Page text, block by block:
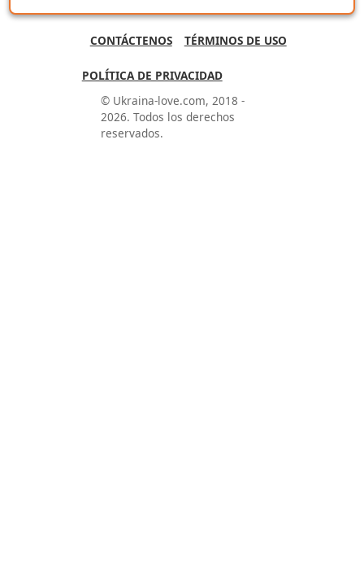
CONTÁCTENOS TÉRMINOS DE USO
POLÍTICA DE PRIVACIDAD
© Ukraina-love.com, 2018 -
2026. Todos los derechos
reservados.